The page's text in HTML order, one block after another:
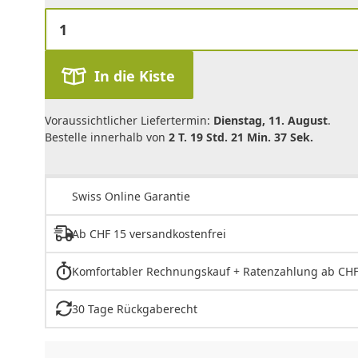
In die Kiste
Voraussichtlicher Liefertermin: Dienstag, 11. August.
Bestelle innerhalb von 2 T. 19 Std. 21 Min. 37 Sek.
Swiss Online Garantie
Ab CHF 15 versandkostenfrei
Komfortabler Rechnungskauf + Ratenzahlung ab
30 Tage Rückgaberecht